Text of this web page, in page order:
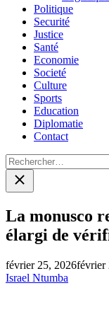
Politique
Securité
Justice
Santé
Economie
Societé
Culture
Sports
Education
Diplomatie
Contact
Rechercher :
Close
search
La monusco
élargi de
février 25, 2026février
Israel Ntumba